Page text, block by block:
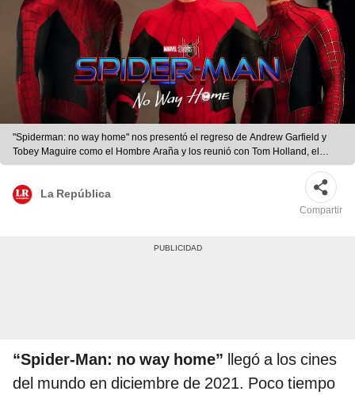
"Spiderman: no way home" nos presentó el regreso de Andrew Garfield y
Tobey Maguire como el Hombre Araña y los reunió con Tom Holland, el
héroe titular del UCM. Foto: composición/difusión
La República
Compartir
“Spider-Man: no way home” llegó a los cines
del mundo en diciembre de 2021. Poco tiempo